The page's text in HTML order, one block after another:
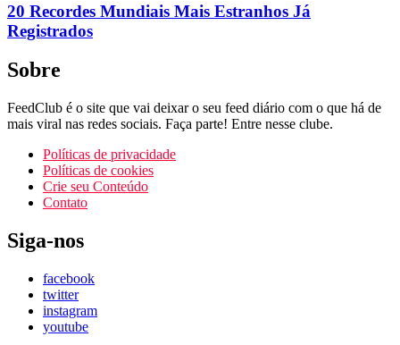
20 Recordes Mundiais Mais Estranhos Já
Registrados
Sobre
FeedClub é o site que vai deixar o seu feed diário com o que há de
mais viral nas redes sociais. Faça parte! Entre nesse clube.
Políticas de privacidade
Políticas de cookies
Crie seu Conteúdo
Contato
Siga-nos
facebook
twitter
instagram
youtube